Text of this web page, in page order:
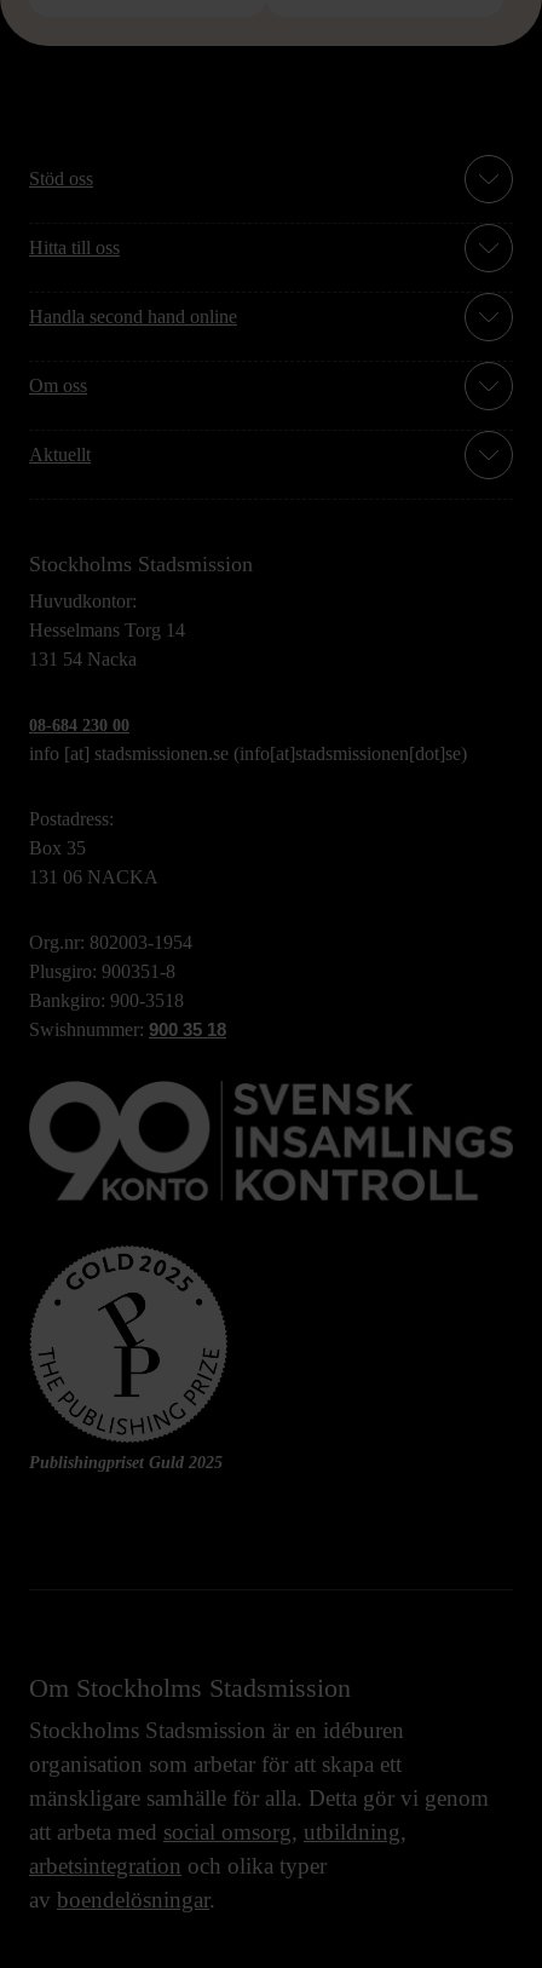
Stöd oss
Hitta till oss
Handla second hand online
Om oss
Aktuellt
Stockholms Stadsmission
Huvudkontor:
Hesselmans Torg 14
131 54 Nacka
08-684 230 00
info [at] stadsmissionen.se (info[at]stadsmissionen[dot]se)
Postadress:
Box 35
131 06 NACKA
Org.nr: 802003-1954
Plusgiro: 900351-8
Bankgiro: 900-3518
Swishnummer: 900 35 18
Publishingpriset Guld 2025
Om Stockholms Stadsmission
Stockholms Stadsmission är en idéburen
organisation som arbetar för att skapa ett
mänskligare samhälle för alla. Detta gör vi genom
att arbeta med social omsorg, utbildning,
arbetsintegration och olika typer
av boendelösningar.